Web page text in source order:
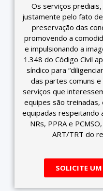
Os serviços
justamente pelo fato
preservação das
promovendo a
e impulsionando a
1.348 do Código Civil
síndico para
das partes comuns
serviços que
equipes são
equipadas respeitando
NRs, PPRA e
ART/TRT do
SOLICITE